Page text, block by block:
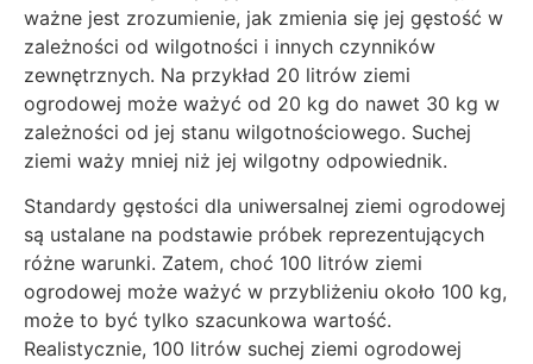
ważne jest zrozumienie, jak zmienia się jej gęstość w
zależności od wilgotności i innych czynników
zewnętrznych. Na przykład 20 litrów ziemi
ogrodowej może ważyć od 20 kg do nawet 30 kg w
zależności od jej stanu wilgotnościowego. Suchej
ziemi waży mniej niż jej wilgotny odpowiednik.
Standardy gęstości dla uniwersalnej ziemi ogrodowej
są ustalane na podstawie próbek reprezentujących
różne warunki. Zatem, choć 100 litrów ziemi
ogrodowej może ważyć w przybliżeniu około 100 kg,
może to być tylko szacunkowa wartość.
Realistycznie, 100 litrów suchej ziemi ogrodowej